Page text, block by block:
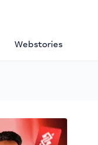
Webstories